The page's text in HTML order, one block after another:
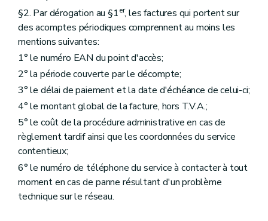
§2. Par dérogation au §1er, les factures qui portent sur
des acomptes périodiques comprennent au moins les
mentions suivantes:
1° le numéro EAN du point d'accès;
2° la période couverte par le décompte;
3° le délai de paiement et la date d'échéance de celui-ci;
4° le montant global de la facture, hors T.V.A.;
5° le coût de la procédure administrative en cas de
règlement tardif ainsi que les coordonnées du service
contentieux;
6° le numéro de téléphone du service à contacter à tout
moment en cas de panne résultant d'un problème
technique sur le réseau.